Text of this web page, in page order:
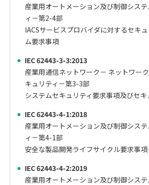
産業用オートメーション及び制御シス
ィ－第2-4部
IACSサービスプロバイダに対するセキ
ム要求事項
IEC 62443-3-3:2013
産業用通信ネットワーク－ ネットワー
キュリティ－第3-3部
システムセキュリティ要求事項及びセ
IEC 62443-4-1:2018
産業用オートメーション及び制御シス
ィ－第4-1部
安全な製品開発ライフサイクル要求事項
IEC 62443-4-2:2019
産業用オートメーション及び制御シス